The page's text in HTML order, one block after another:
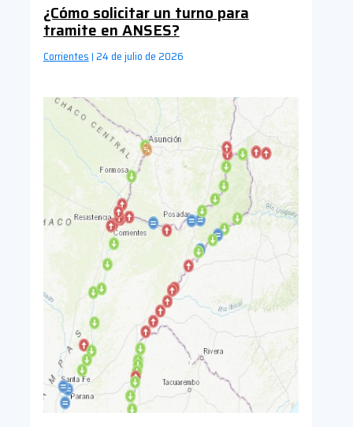
¿Cómo solicitar un turno para
tramite en ANSES?
Corrientes | 24 de julio de 2026